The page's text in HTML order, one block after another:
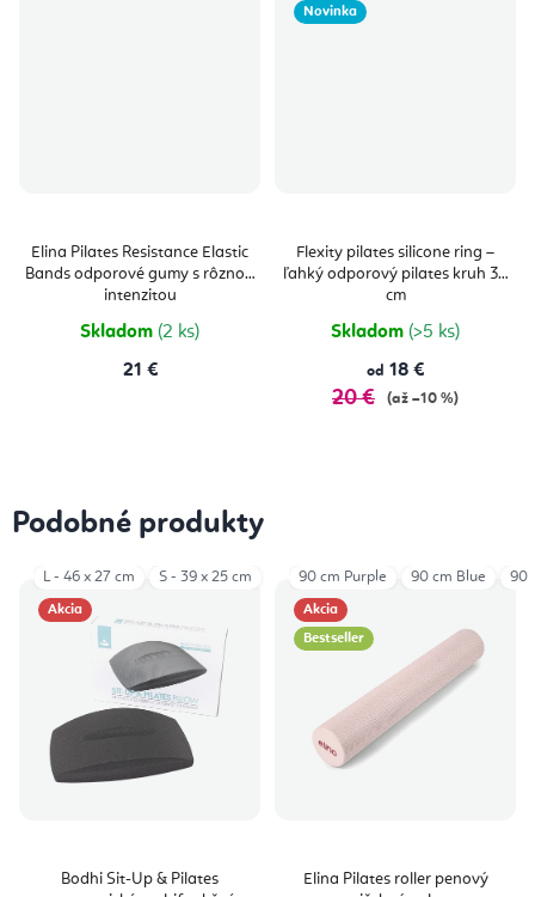
Elina Pilates Resistance Elastic
Bands odporové gumy s rôznou
intenzitou
Skladom (2 ks)
21 €
Novinka
Flexity pilates silicone ring –
ľahký odporový pilates kruh 34
cm
Skladom (>5 ks)
od 18 €
20 € (až –10 %)
Podobné produkty
Akcia
Bodhi Sit-Up & Pilates
L - 46 x 27 cm S - 39 x 25 cm
Akcia
Bestseller
Elina Pilates roller penový
90 cm Purple 90 cm Blue 90